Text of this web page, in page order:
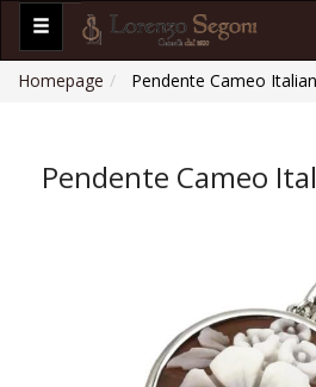
Homepage Pendente Cameo
Pendente Cameo